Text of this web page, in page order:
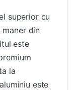
superior cu
maner din
este
la
este